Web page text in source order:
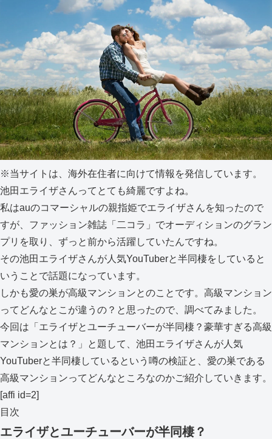
※当サイトは、海外在住者に向けて情報を発信しています。
池田エライザさんってとても綺麗ですよね。
私はauのコマーシャルの親指姫でエライザさんを知ったので
すが、ファッション雑誌「二コラ」でオーディションのグラン
プリを取り、ずっと前から活躍していたんですね。
その池田エライザさんが人気YouTuberと半同棲をしていると
いうことで話題になっています。
しかも愛の巣が高級マンションとのことです。高級マンション
ってどんなとこが違うの？と思ったので、調べてみました。
今回は「エライザとユーチューバーが半同棲？豪華すぎる高級
マンションとは？」と題して、池田エライザさんが人気
YouTuberと半同棲しているという噂の検証と、愛の巣である
高級マンションってどんなところなのかご紹介していきます。
[affi id=2]
目次
エライザとユーチューバーが半同棲？